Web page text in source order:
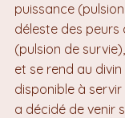
puissance
déleste des peurs
(pulsion de
et se rend au
disponible à servir
a décidé de venir